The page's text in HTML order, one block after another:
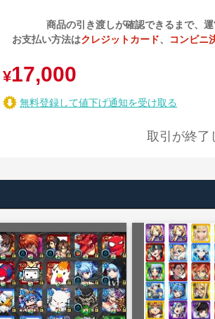
商品の引き渡しが確認できるまで、
お支払い方法はクレジットカード、 コンビニ
¥17,000
無料登録して値下げ通知を受け取る
取引が終了